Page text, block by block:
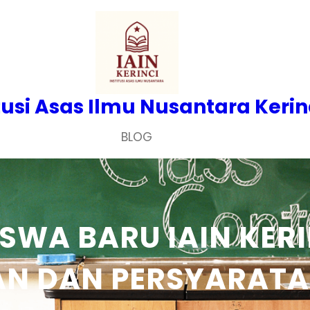
Asas Ilmu Nusantara
BLOG
BARU IAIN
DAN